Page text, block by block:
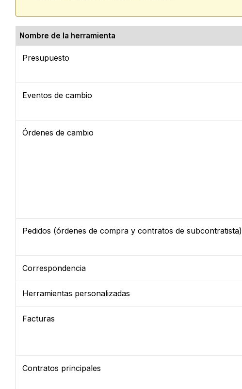
Nombre de la herramienta
Presupuesto
Eventos de cambio
Órdenes de cambio
Pedidos (órdenes de compra y contratos de subcontratista)
Correspondencia
Herramientas personalizadas
Facturas
Contratos principales